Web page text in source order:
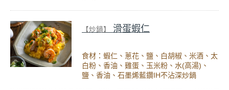
【炒鍋】 滑蛋蝦仁
食材：蝦仁、蔥花、鹽、白胡椒、米酒、太
白粉、香油、雞蛋、玉米粉、水(高湯)、
鹽、香油、石墨烯藍鑽IH不沾深炒鍋